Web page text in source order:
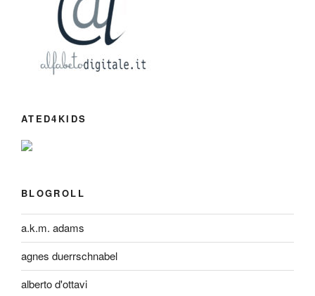
ATED4KIDS
BLOGROLL
a.k.m. adams
agnes duerrschnabel
alberto d'ottavi